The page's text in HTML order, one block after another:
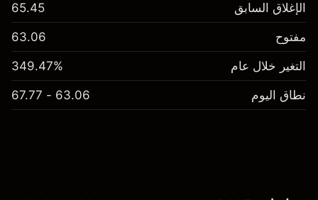
الإغلاق السابق 65.45
مفتوح 63.06
التغير خلال عام 349.47%
نطاق اليوم 63.06 - 67.77